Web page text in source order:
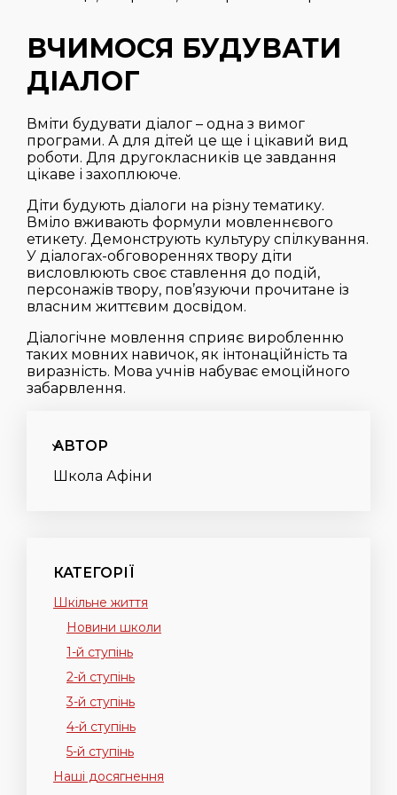
ВЧИМОСЯ БУДУВАТИ
ДІАЛОГ
Вміти будувати діалог – одна з вимог
програми. А для дітей це ще і цікавий вид
роботи. Для другокласників це завдання
цікаве і захоплююче.
Діти будують діалоги на різну тематику.
Вміло вживають формули мовленнєвого
етикету. Демонструють культуру спілкування.
У діалогах-обговореннях твору діти
висловлюють своє ставлення до подій,
персонажів твору, пов’язуючи прочитане із
власним життєвим досвідом.
Діалогічне мовлення сприяє виробленню
таких мовних навичок, як інтонаційність та
виразність. Мова учнів набуває емоційного
забарвлення.
АВТОР
Школа Афіни
КАТЕГОРІЇ
Шкільне життя
Новини школи
1-й ступінь
2-й ступінь
3-й ступінь
4-й ступінь
5-й ступінь
Наші досягнення